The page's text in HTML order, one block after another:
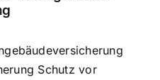
Schutz vor